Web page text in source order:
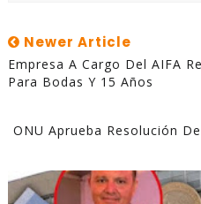
Newer Article
Empresa A Cargo Del AIFA
Para Bodas Y 15 Años
ONU Aprueba Resolución